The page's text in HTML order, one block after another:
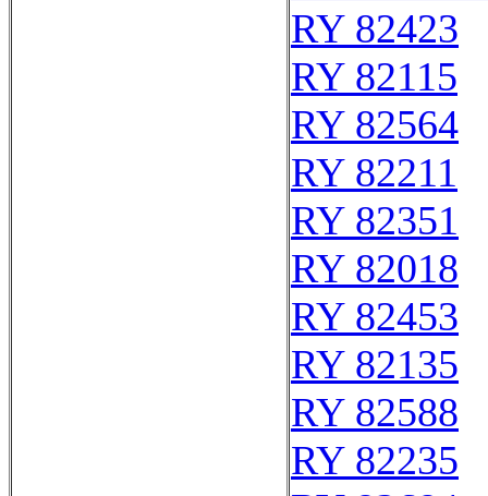
RY 82423
RY 82115
RY 82564
RY 82211
RY 82351
RY 82018
RY 82453
RY 82135
RY 82588
RY 82235